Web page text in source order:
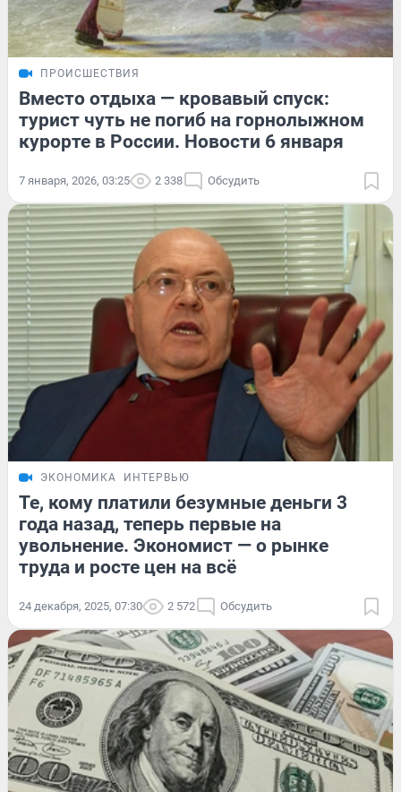
ПРОИСШЕСТВИЯ
Вместо отдыха — кровавый спуск:
турист чуть не погиб на горнолыжном
курорте в России. Новости 6 января
7 января, 2026, 03:25 2 338 Обсудить
ЭКОНОМИКА ИНТЕРВЬЮ
Те, кому платили безумные деньги 3
года назад, теперь первые на
увольнение. Экономист — о рынке
труда и росте цен на всё
24 декабря, 2025, 07:30 2 572 Обсудить